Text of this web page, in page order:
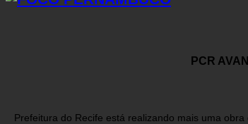
PCR
Prefeitura do Recife está realizando mais uma